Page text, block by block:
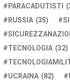
PARACADUTISTI
RUSSIA (35)
TECNOLOGIA (32)
UCRAINA (82)